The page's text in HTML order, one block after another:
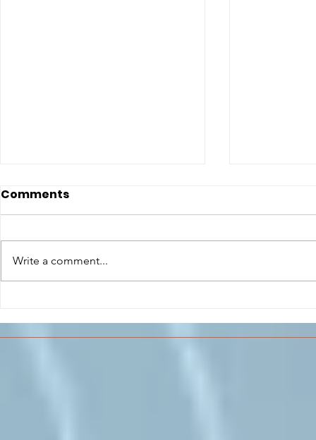
PERCORSO DI
FORMAZIONE SCUOLA
superiori
Comments
Write a comment...